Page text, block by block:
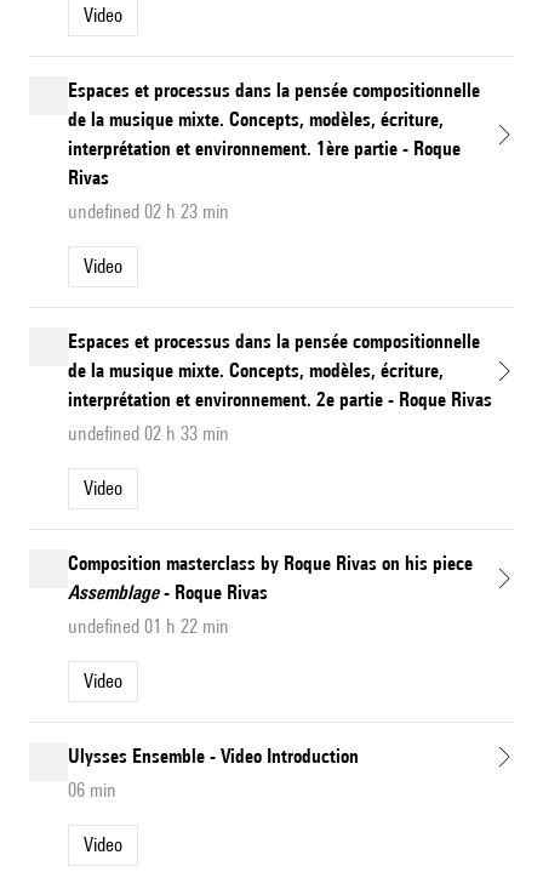
Video
Espaces et processus dans la pensée compositionnelle
de la musique mixte. Concepts, modèles, écriture,
interprétation et environnement. 1ère partie - Roque
Rivas
undefined 02 h 23 min
Video
Espaces et processus dans la pensée compositionnelle
de la musique mixte. Concepts, modèles, écriture,
interprétation et environnement. 2e partie - Roque Rivas
undefined 02 h 33 min
Video
Composition masterclass by Roque Rivas on his piece
Assemblage- Roque Rivas
undefined 01 h 22 min
Video
Ulysses Ensemble - Video Introduction
06 min
Video